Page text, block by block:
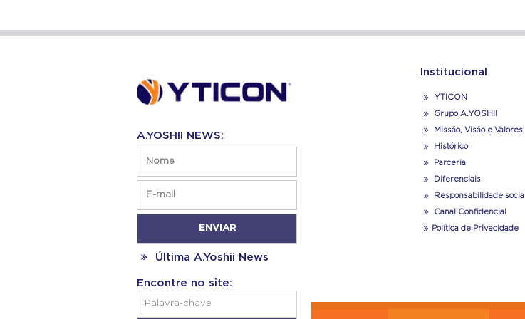
A.YOSHII NEWS:
Última A.Yoshii News
Encontre no site:
Institucional
YTICON
Grupo A.YOSHII
Missão, Visão e Valores
Histórico
Parceria
Diferenciais
Responsabilidade social
Canal Confidencial
Política de Privacidade